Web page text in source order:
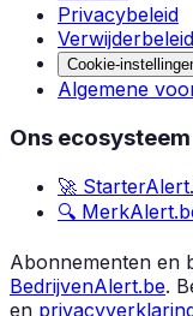
Privacybeleid
Verwijderbeleid
Cookie-
Algemene
Ons ecosysteem
🚀
🔍
Abonnementen en
BedrijvenAlert.be.
en